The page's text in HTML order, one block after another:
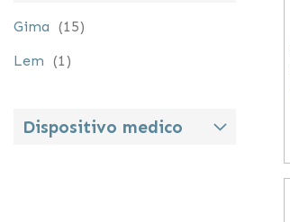
Gima 15
elementi
Lem 1
elemento
Dispositivo medico